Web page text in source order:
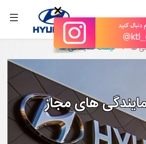
×
ها لیست نمایندگی ها
های مجاز